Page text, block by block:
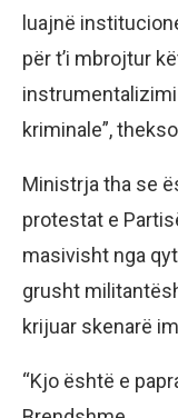
luajnë
për t’i mbrojtur
kriminale”,
Ministrja tha se
protestat e
masivisht nga
grusht
krijuar skenarë
“Kjo është e